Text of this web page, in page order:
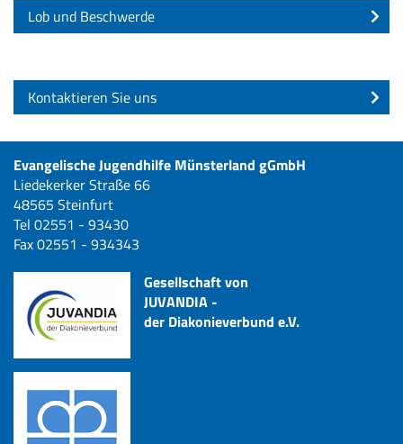
Lob und Beschwerde
Kontaktieren Sie uns
Evangelische Jugendhilfe Münsterland gGmbH
Liedekerker Straße 66
48565 Steinfurt
Tel 02551 - 93430
Fax 02551 - 934343
Gesellschaft von
JUVANDIA -
der Diakonieverbund e.V.